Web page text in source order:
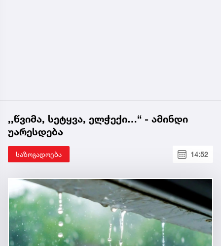
,,წვიმა, სეტყვა, ელჭექი…“ - ამინდი
უარესდება
საზოგადოება 14:52